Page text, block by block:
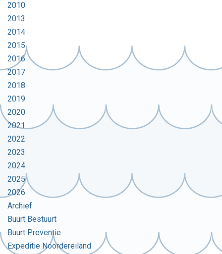
2010
2013
2014
2015
2016
2017
2018
2019
2020
2021
2022
2023
2024
2025
2026
Archief
Buurt Bestuurt
Buurt Preventie
Expeditie Noordereiland